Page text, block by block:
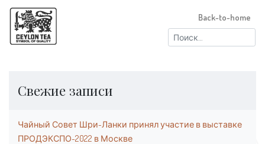
Найти:
Back-to-home
Свежие записи
Чайный Совет Шри-Ланки принял участие в выставке
ПРОДЭКСПО-2022 в Москве